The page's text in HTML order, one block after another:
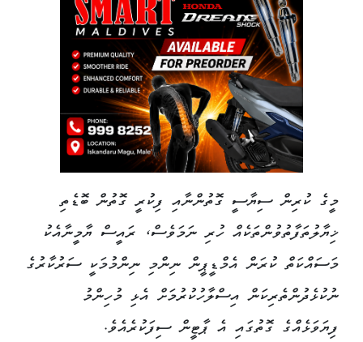
މީގެ ކުރިން ސިޔާސީ ގޮތުންނާއި ފިކުރީ ގޮތުން ބޮޑެތި
ޚިޔާލުތަފާތުވުންތަކެއް ހުރި ނަމަވެސް، ރައީސް ޔާމީނާއެކު
މަސައްކަތް ކުރަން އެމްޑީޕީން ނިންމި ނިންމުމަކީ ސަރުކާރުގެ
ނުކުޅެދުންތެރިކަން އިސްލާހުކުރުމަށް އެޅި މުހިންމު
ފިޔަވަޅެއްގެ ގޮތުގައި އެ ޕާޓީން ސިފަކުރެއެވެ.